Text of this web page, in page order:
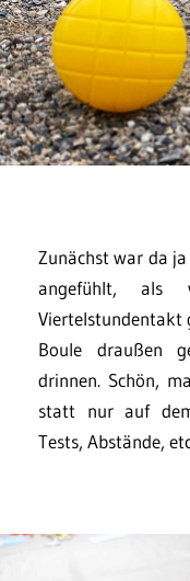
Zunächst war da
angefühlt, als
Viertelstundentakt
Boule draußen
drinnen. Schön,
statt nur auf
Tests, Abstände,